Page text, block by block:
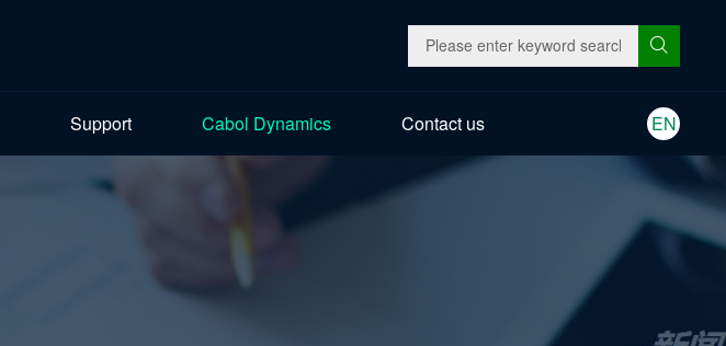
Support Cabol Dynamics Contact us EN